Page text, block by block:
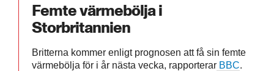
Femte värmebölja i
Storbritannien
Britterna kommer enligt prognosen att få sin femte
värmebölja för i år nästa vecka, rapporterar BBC.